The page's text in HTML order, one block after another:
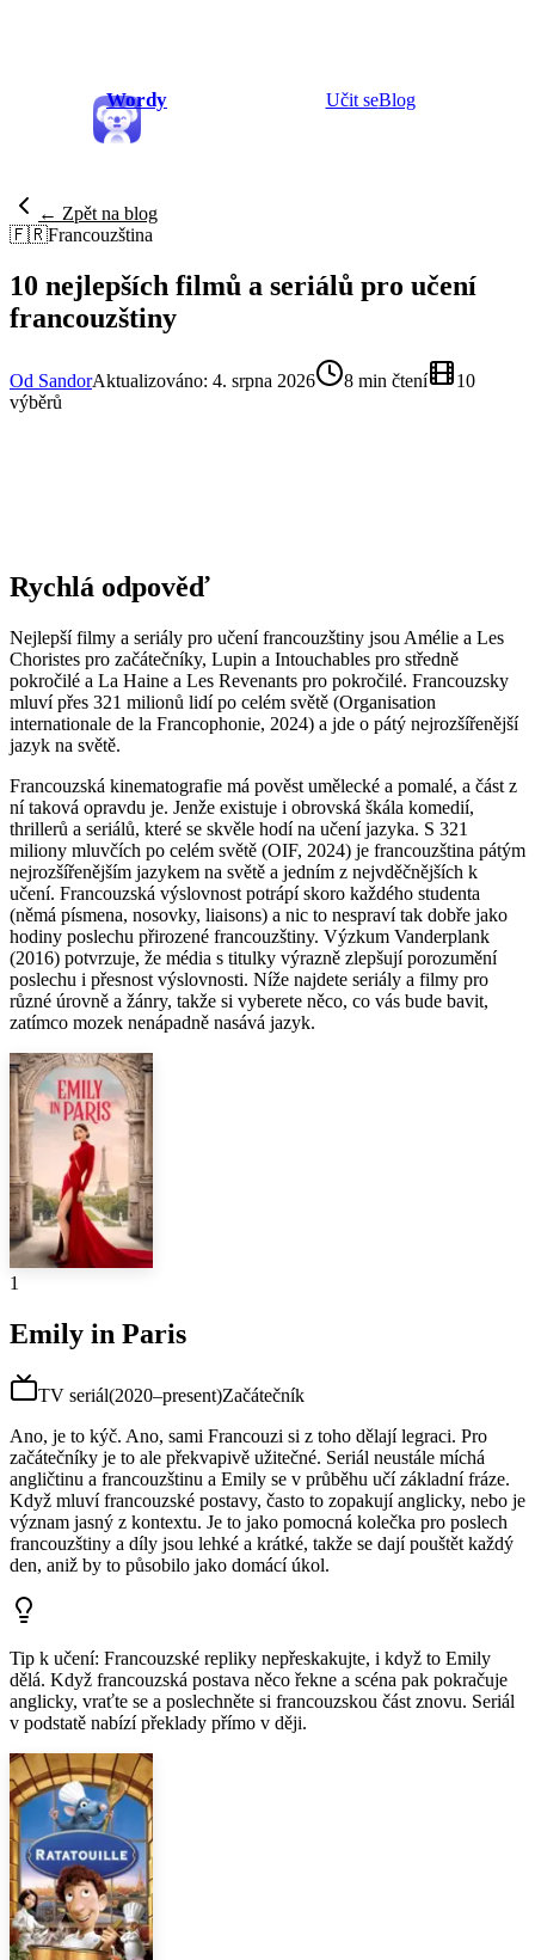
Wordy Učit seBlog
← Zpět na blog
🇫🇷Francouzština
10 nejlepších filmů a seriálů pro učení
francouzštiny
Od SandorAktualizováno: 4. srpna 2026 8 min čtení
10
výběrů
Rychlá odpověď
Nejlepší filmy a seriály pro učení francouzštiny jsou Amélie a Les
Choristes pro začátečníky, Lupin a Intouchables pro středně
pokročilé a La Haine a Les Revenants pro pokročilé. Francouzsky
mluví přes 321 milionů lidí po celém světě (Organisation
internationale de la Francophonie, 2024) a jde o pátý nejrozšířenější
jazyk na světě.
Francouzská kinematografie má pověst umělecké a pomalé, a část z
ní taková opravdu je. Jenže existuje i obrovská škála komedií,
thrillerů a seriálů, které se skvěle hodí na učení jazyka. S 321
miliony mluvčích po celém světě (OIF, 2024) je francouzština pátým
nejrozšířenějším jazykem na světě a jedním z nejvděčnějších k
učení. Francouzská výslovnost potrápí skoro každého studenta
(němá písmena, nosovky, liaisons) a nic to nespraví tak dobře jako
hodiny poslechu přirozené francouzštiny. Výzkum Vanderplank
(2016) potvrzuje, že média s titulky výrazně zlepšují porozumění
poslechu i přesnost výslovnosti. Níže najdete seriály a filmy pro
různé úrovně a žánry, takže si vyberete něco, co vás bude bavit,
zatímco mozek nenápadně nasává jazyk.
1
Emily in Paris
TV seriál(2020–present)Začátečník
Ano, je to kýč. Ano, sami Francouzi si z toho dělají legraci. Pro
začátečníky je to ale překvapivě užitečné. Seriál neustále míchá
angličtinu a francouzštinu a Emily se v průběhu učí základní fráze.
Když mluví francouzské postavy, často to zopakují anglicky, nebo je
význam jasný z kontextu. Je to jako pomocná kolečka pro poslech
francouzštiny a díly jsou lehké a krátké, takže se dají pouštět každý
den, aniž by to působilo jako domácí úkol.
Tip k učení: Francouzské repliky nepřeskakujte, i když to Emily
dělá. Když francouzská postava něco řekne a scéna pak pokračuje
anglicky, vraťte se a poslechněte si francouzskou část znovu. Seriál
v podstatě nabízí překlady přímo v ději.